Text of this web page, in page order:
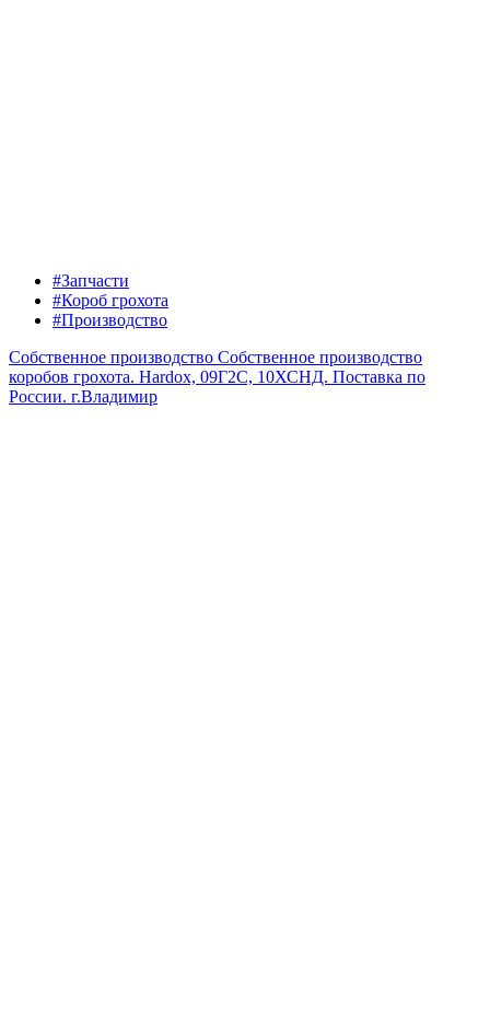
#Запчасти
#Короб грохота
#Производство
Собственное производство Собственное производство
коробов грохота. Hardox, 09Г2С, 10ХСНД. Поставка по
России. г.Владимир